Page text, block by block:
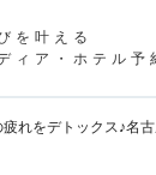
を叶える
ィア・ホテル予
疲れをデトックス♪名